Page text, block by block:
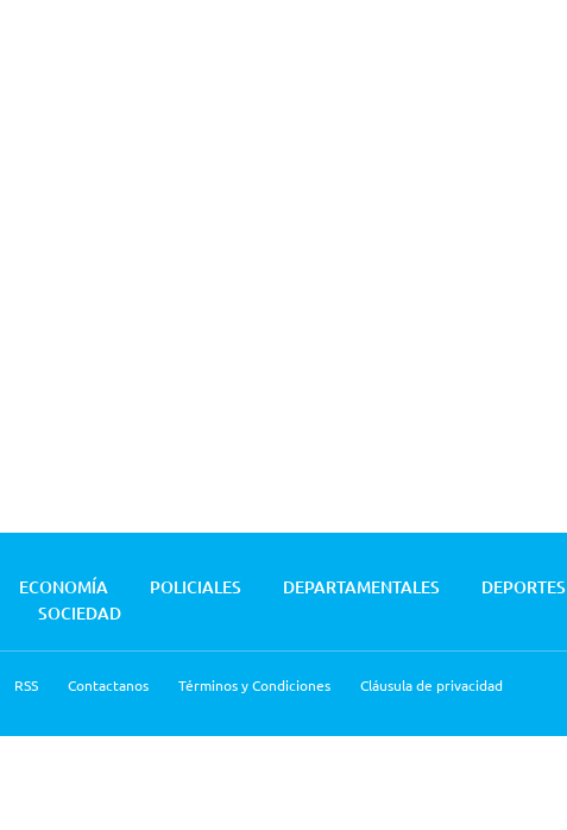
ECONOMÍA POLICIALES DEPARTAMENTALES DEPORTES
SOCIEDAD
RSS Contactanos Términos y Condiciones Cláusula de privacidad